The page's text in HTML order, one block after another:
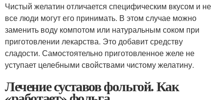
Чистый желатин отличается специфическим вкусом и не
все люди могут его принимать. В этом случае можно
заменить воду компотом или натуральным соком при
приготовлении лекарства. Это добавит средству
сладости. Самостоятельно приготовленное желе не
уступает целебными свойствами чистому желатину.
Лечение суставов фольгой. Как